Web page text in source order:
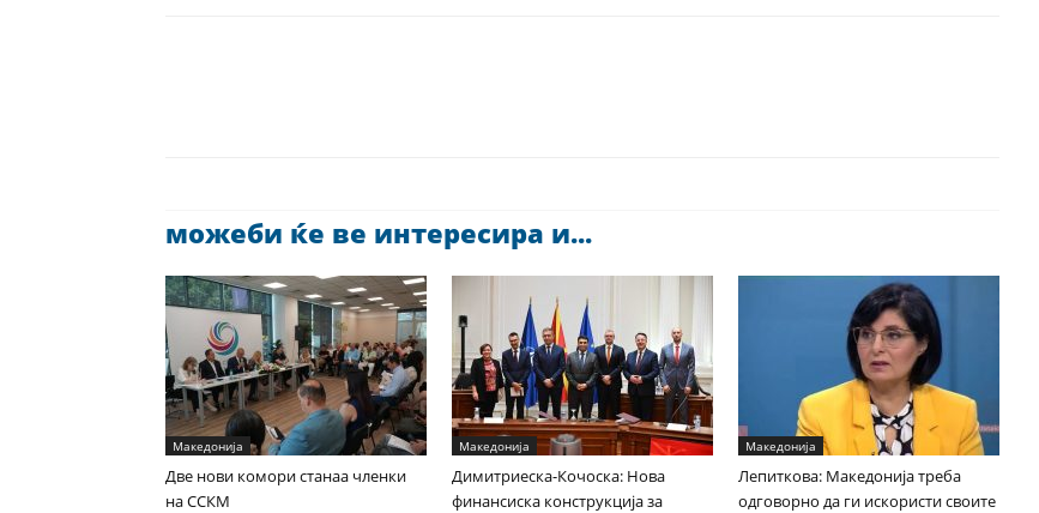
можеби ќе ве интересира и...
Македонија
Две нови комори станаа членки
на ССКМ
Македонија
Димитриеска-Кочоска: Нова
финансиска конструкција за
Македонија
Лепиткова: Македонија треба
одговорно да ги искористи своите